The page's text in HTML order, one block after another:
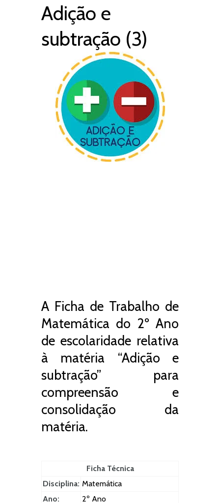
Adição e
subtração (3)
A Ficha de Trabalho de
Matemática do 2º Ano
de escolaridade relativa
à matéria “Adição e
subtração” para
compreensão e
consolidação da
matéria.
Ficha Técnica
Disciplina: Matemática
Ano:
2º Ano